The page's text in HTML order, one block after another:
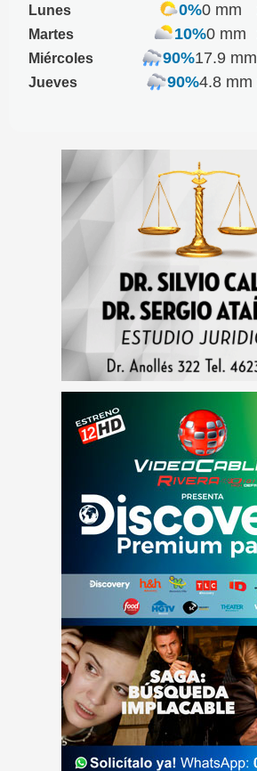
Lunes 0%0 mm
Martes
10%0 mm
Miércoles
90%17.9 mm
Jueves
90%4.8 mm